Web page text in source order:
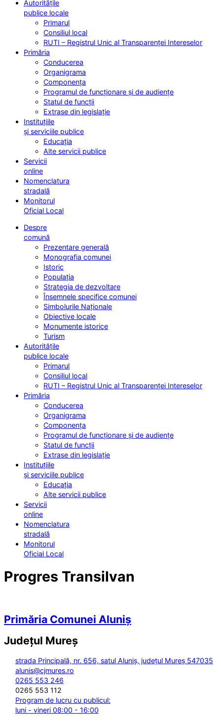
Autoritățile
publice locale
Primarul
Consiliul local
RUTI – Registrul Unic al Transparenței Intereselor
Primăria
Conducerea
Organigrama
Componența
Programul de funcționare și de audiențe
Statul de funcții
Extrase din legislație
Instituțiile
și serviciile publice
Educația
Alte servicii publice
Servicii
online
Nomenclatura
stradală
Monitorul
Oficial Local
Despre
comună
Prezentare generală
Monografia comunei
Istoric
Populația
Strategia de dezvoltare
Însemnele specifice comunei
Simbolurile Naționale
Obiective locale
Monumente istorice
Turism
Autoritățile
publice locale
Primarul
Consiliul local
RUTI – Registrul Unic al Transparenței Intereselor
Primăria
Conducerea
Organigrama
Componența
Programul de funcționare și de audiențe
Statul de funcții
Extrase din legislație
Instituțiile
și serviciile publice
Educația
Alte servicii publice
Servicii
online
Nomenclatura
stradală
Monitorul
Oficial Local
Progres Transilvan
Primăria Comunei Aluniș
Județul Mureș
strada Principală, nr. 656, satul Aluniș, județul Mureș 547035
alunis@cjmures.ro
0265 553 246
0265 553 112
Program de lucru cu publicul:
luni - vineri 08:00 - 16:00